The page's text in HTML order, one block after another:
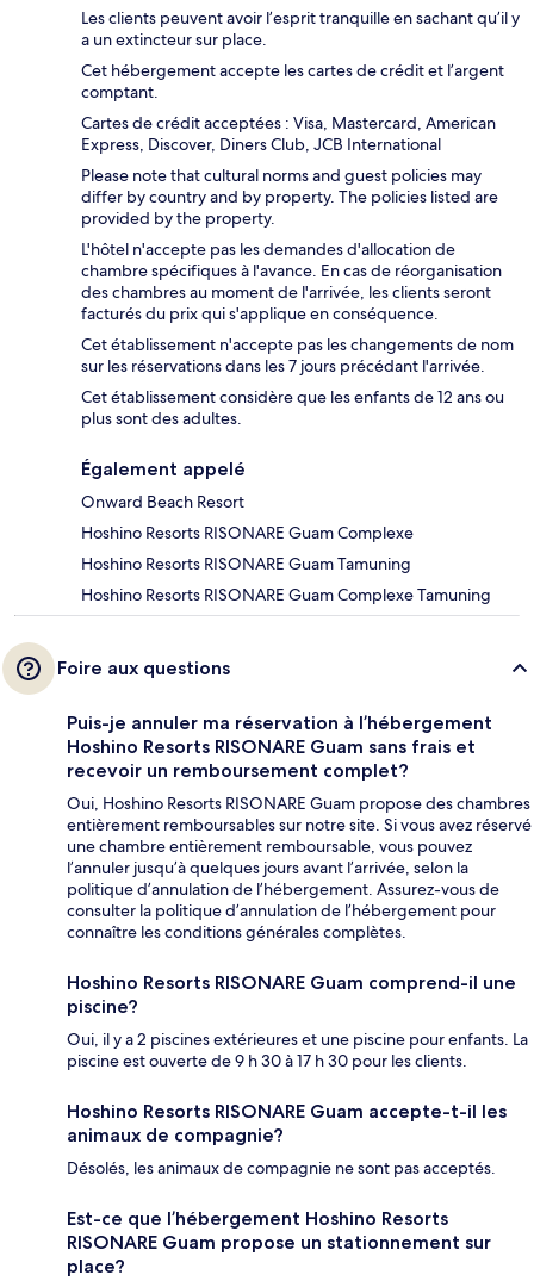
Les clients peuvent avoir l’esprit tranquille en sachant qu’il y
a un extincteur sur place.
Cet hébergement accepte les cartes de crédit et l’argent
comptant.
Cartes de crédit acceptées : Visa, Mastercard, American
Express, Discover, Diners Club, JCB International
Please note that cultural norms and guest policies may
differ by country and by property. The policies listed are
provided by the property.
L'hôtel n'accepte pas les demandes d'allocation de
chambre spécifiques à l'avance. En cas de réorganisation
des chambres au moment de l'arrivée, les clients seront
facturés du prix qui s'applique en conséquence.
Cet établissement n'accepte pas les changements de nom
sur les réservations dans les 7 jours précédant l'arrivée.
Cet établissement considère que les enfants de 12 ans ou
plus sont des adultes.
Également appelé
Onward Beach Resort
Hoshino Resorts RISONARE Guam Complexe
Hoshino Resorts RISONARE Guam Tamuning
Hoshino Resorts RISONARE Guam Complexe Tamuning
Foire aux questions
Puis-je annuler ma réservation à l’hébergement
Hoshino Resorts RISONARE Guam sans frais et
recevoir un remboursement complet?
Oui, Hoshino Resorts RISONARE Guam propose des chambres
entièrement remboursables sur notre site. Si vous avez réservé
une chambre entièrement remboursable, vous pouvez
l’annuler jusqu’à quelques jours avant l’arrivée, selon la
politique d’annulation de l’hébergement. Assurez-vous de
consulter la politique d’annulation de l’hébergement pour
connaître les conditions générales complètes.
Hoshino Resorts RISONARE Guam comprend-il une
piscine?
Oui, il y a 2 piscines extérieures et une piscine pour enfants. La
piscine est ouverte de 9 h 30 à 17 h 30 pour les clients.
Hoshino Resorts RISONARE Guam accepte-t-il les
animaux de compagnie?
Désolés, les animaux de compagnie ne sont pas acceptés.
Est-ce que l’hébergement Hoshino Resorts
RISONARE Guam propose un stationnement sur
place?